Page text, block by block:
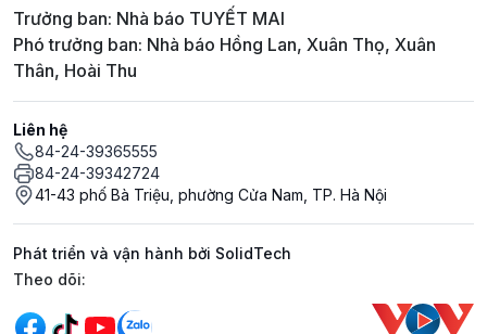
Trưởng ban: Nhà báo TUYẾT MAI
Phó trưởng ban: Nhà báo Hồng Lan, Xuân Thọ, Xuân
Thân, Hoài Thu
Liên hệ
84-24-39365555
84-24-39342724
41-43 phố Bà Triệu, phường Cửa Nam, TP. Hà Nội
Phát triển và vận hành bởi SolidTech
Mạng xã hội
Theo dõi: